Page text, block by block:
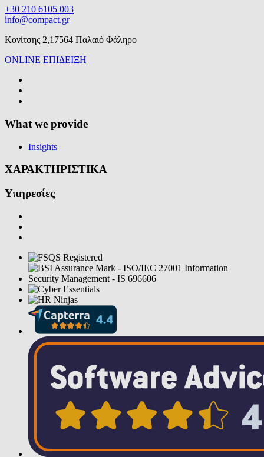
+30 210 6105 003
info@compact.gr
Κονίτσης 2,17564 Παλαιό Φάληρο
ONLINE ΕΠΙΔΕΙΞΗ
What we provide
Insights
ΧΑΡΑΚΤΗΡΙΣΤΙΚΑ
Υπηρεσίες